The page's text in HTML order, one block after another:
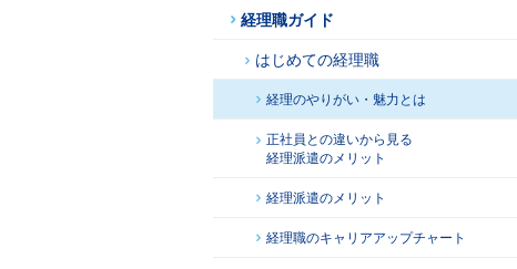
経理職ガイド
はじめての経理職
経理のやりがい・魅力とは
正社員との違いから見る
経理派遣のメリット
経理派遣のメリット
経理職のキャリアアップチャート